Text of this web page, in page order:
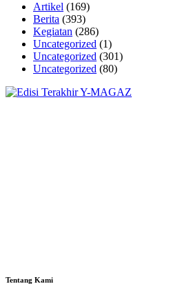
Artikel (169)
Berita (393)
Kegiatan (286)
Uncategorized (1)
Uncategorized (301)
Uncategorized (80)
Tentang Kami